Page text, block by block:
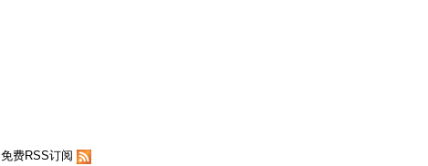
免费RSS订阅